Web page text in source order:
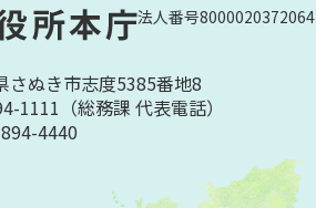
法人番号8000020372064
さぬき市志度5385番地8
1111 （総務課 代表電話）
4440